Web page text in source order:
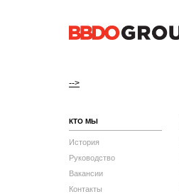
-->
КТО МЫ
История
Руководство
Вакансии
Контакты